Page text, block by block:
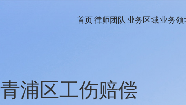
首页律师团队 业务区域 业务领
青浦区工伤赔偿